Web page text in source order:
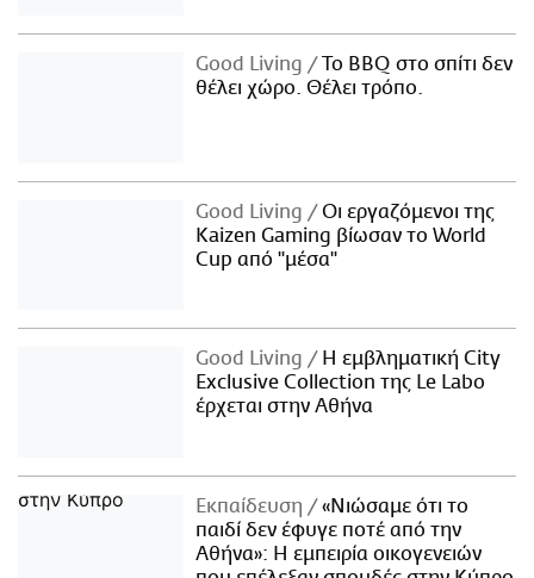
Good Living
Το BBQ στο σπίτι δεν
θέλει χώρο. Θέλει τρόπο.
Good Living
Οι εργαζόμενοι της
Kaizen Gaming βίωσαν το World
Cup από "μέσα"
Good Living
Η εμβληματική City
Exclusive Collection της Le Labo
έρχεται στην Αθήνα
Εκπαίδευση
«Νιώσαμε ότι το
παιδί δεν έφυγε ποτέ από την
Αθήνα»: Η εμπειρία οικογενειών